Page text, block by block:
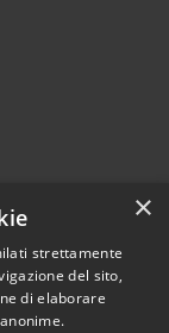
×
strettamente
del sito,
di elaborare